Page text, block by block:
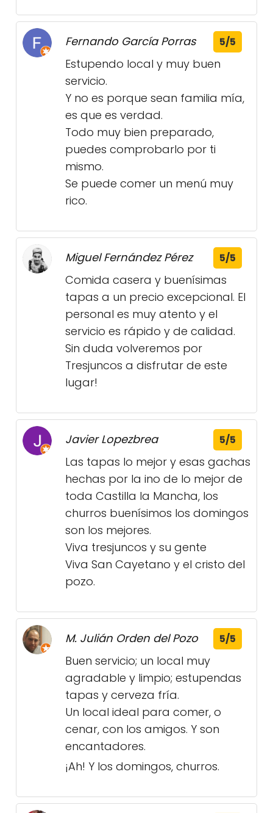
Fernando García Porras 5/5
Estupendo local y muy buen
servicio.
Y no es porque sean familia mía,
es que es verdad.
Todo muy bien preparado,
puedes comprobarlo por ti
mismo.
Se puede comer un menú muy
rico.
Miguel Fernández Pérez 5/5
Comida casera y buenísimas
tapas a un precio excepcional. El
personal es muy atento y el
servicio es rápido y de calidad.
Sin duda volveremos por
Tresjuncos a disfrutar de este
lugar!
Javier Lopezbrea 5/5
Las tapas lo mejor y esas gachas
hechas por la ino de lo mejor de
toda Castilla la Mancha, los
churros buenísimos los domingos
son los mejores.
Viva tresjuncos y su gente
Viva San Cayetano y el cristo del
pozo.
M. Julián Orden del Pozo 5/5
Buen servicio; un local muy
agradable y limpio; estupendas
tapas y cerveza fría.
Un local ideal para comer, o
cenar, con los amigos. Y son
encantadores.
¡Ah! Y los domingos, churros.